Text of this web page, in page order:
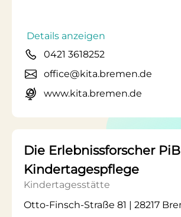
Details anzeigen
0421 3618252
office@kita.bremen.de
www.kita.bremen.de
Die Erlebnissforscher PiB
Kindertagespflege
Kindertagesstätte
Otto-Finsch-Straße 81 | 28217